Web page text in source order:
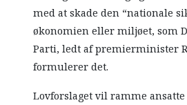
med at skade den “nationale
økonomien eller miljøet, som
Parti, ledt af premierminister
formulerer det.
Lovforslaget vil ramme